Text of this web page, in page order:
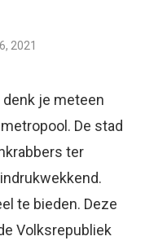
2021
denk je meteen
De stad
ter
te bieden. Deze
Volksrepubliek